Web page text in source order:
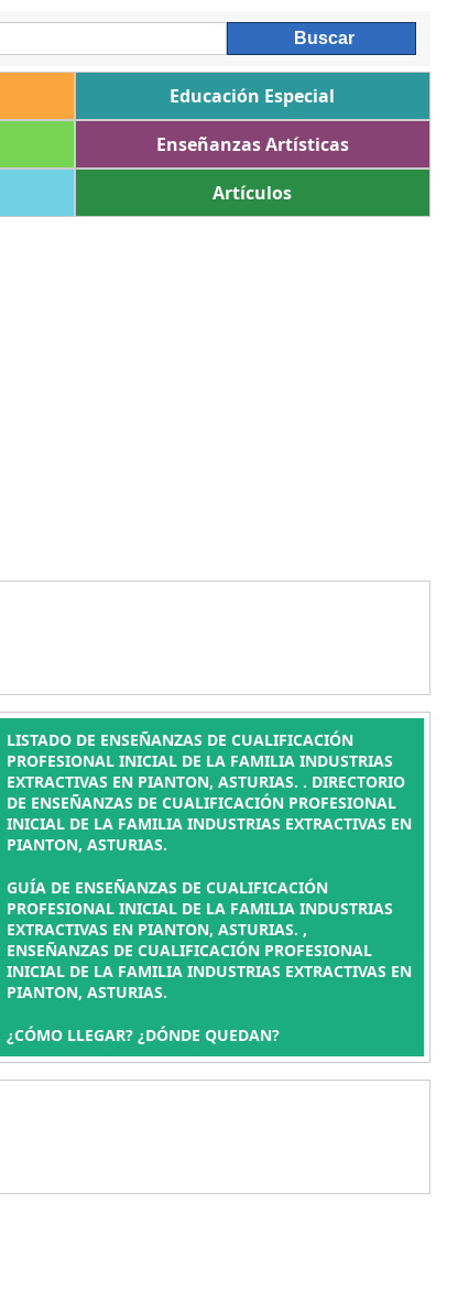
Educación Especial
Enseñanzas Artísticas
Artículos
LISTADO DE ENSEÑANZAS DE CUALIFICACIÓN
PROFESIONAL INICIAL DE LA FAMILIA INDUSTRIAS
EXTRACTIVAS EN PIANTON, ASTURIAS. . DIRECTORIO
DE ENSEÑANZAS DE CUALIFICACIÓN PROFESIONAL
INICIAL DE LA FAMILIA INDUSTRIAS EXTRACTIVAS EN
PIANTON, ASTURIAS.
GUÍA DE ENSEÑANZAS DE CUALIFICACIÓN
PROFESIONAL INICIAL DE LA FAMILIA INDUSTRIAS
EXTRACTIVAS EN PIANTON, ASTURIAS. ,
ENSEÑANZAS DE CUALIFICACIÓN PROFESIONAL
INICIAL DE LA FAMILIA INDUSTRIAS EXTRACTIVAS EN
PIANTON, ASTURIAS.
¿CÓMO LLEGAR? ¿DÓNDE QUEDAN?